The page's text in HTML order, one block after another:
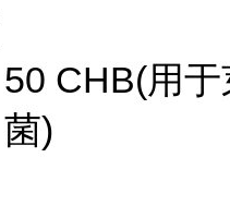
50 CHB(用
菌)